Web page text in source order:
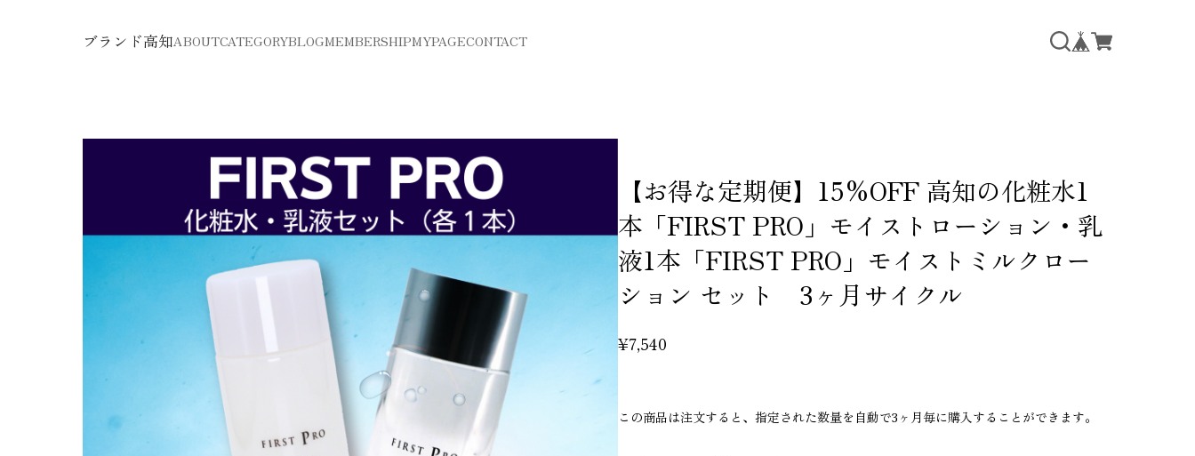
ブランド高知ABOUTCATEGORYBLOGMEMBERSHIPMYPAGECONTACT
【お得な定期便】15%OFF 高知の化粧水1
本「FIRST PRO」モイストローション・乳
液1本「FIRST PRO」モイストミルクロー
ション セット 3ヶ月サイクル
¥7,540
この商品は注文すると、指定された数量を自動で3ヶ月毎に購入することができます。